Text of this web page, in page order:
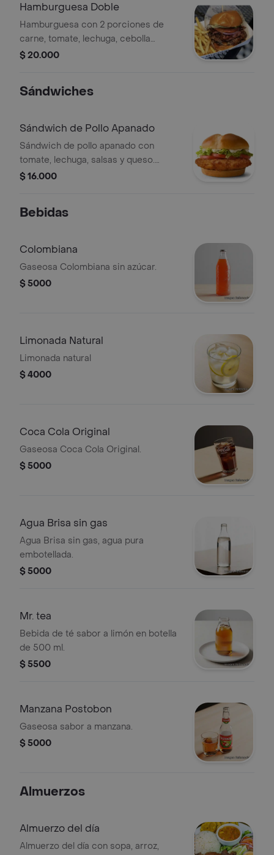
Hamburguesa Doble
Hamburguesa con 2 porciones de
carne, tomate, lechuga, cebolla
caramelizada, queso y salsas.
$ 20.000
Sándwiches
Sándwich de Pollo Apanado
Sándwich de pollo apanado con
tomate, lechuga, salsas y queso.
Acompañado de papas.
$ 16.000
Bebidas
Colombiana
Gaseosa Colombiana sin azúcar.
$ 5000
Limonada Natural
Limonada natural
$ 4000
Coca Cola Original
Gaseosa Coca Cola Original.
$ 5000
Agua Brisa sin gas
Agua Brisa sin gas, agua pura
embotellada.
$ 5000
Mr. tea
Bebida de té sabor a limón en botella
de 500 ml.
$ 5500
Manzana Postobon
Gaseosa sabor a manzana.
$ 5000
Almuerzos
Almuerzo del día
Almuerzo del día con sopa, arroz,